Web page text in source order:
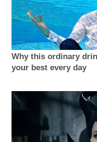
Why this ordinary
your best every day